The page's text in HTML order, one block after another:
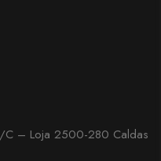
C – Loja 2500-280 Caldas